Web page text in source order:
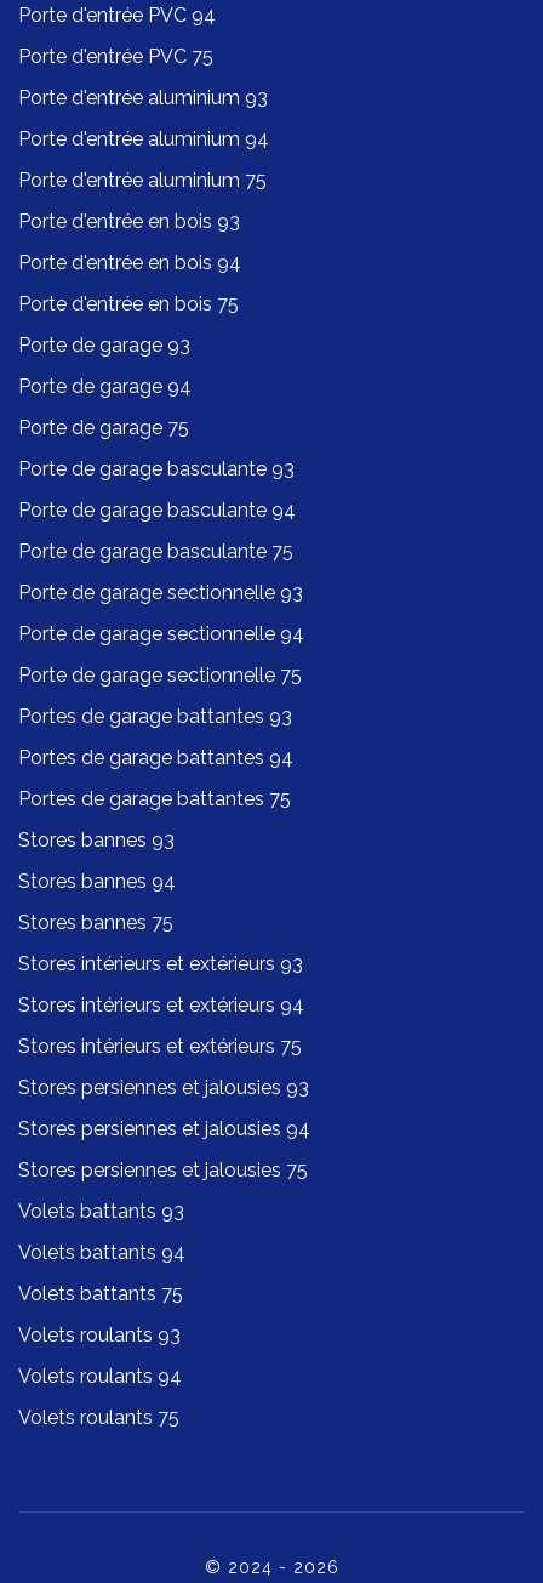
Porte d'entrée PVC 94
Porte d'entrée PVC 75
Porte d'entrée aluminium 93
Porte d'entrée aluminium 94
Porte d'entrée aluminium 75
Porte d'entrée en bois 93
Porte d'entrée en bois 94
Porte d'entrée en bois 75
Porte de garage 93
Porte de garage 94
Porte de garage 75
Porte de garage basculante 93
Porte de garage basculante 94
Porte de garage basculante 75
Porte de garage sectionnelle 93
Porte de garage sectionnelle 94
Porte de garage sectionnelle 75
Portes de garage battantes 93
Portes de garage battantes 94
Portes de garage battantes 75
Stores bannes 93
Stores bannes 94
Stores bannes 75
Stores intérieurs et extérieurs 93
Stores intérieurs et extérieurs 94
Stores intérieurs et extérieurs 75
Stores persiennes et jalousies 93
Stores persiennes et jalousies 94
Stores persiennes et jalousies 75
Volets battants 93
Volets battants 94
Volets battants 75
Volets roulants 93
Volets roulants 94
Volets roulants 75
© 2024 - 2026